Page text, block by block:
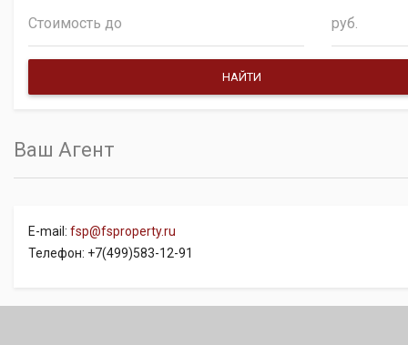
руб.
Ваш Агент
E-mail: fsp@fsproperty.ru
Телефон: +7(499)583-12-91